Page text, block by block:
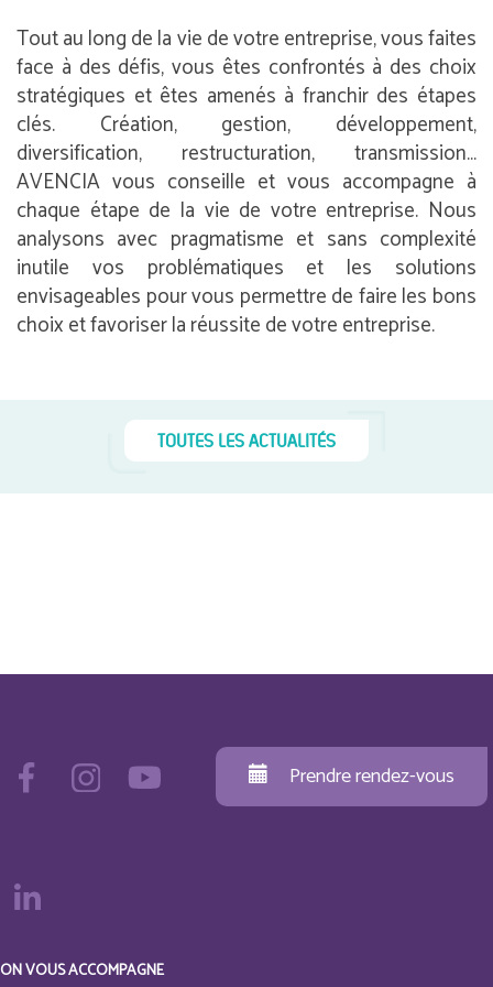
Tout au long de la vie de votre entreprise, vous faites
face à des défis, vous êtes confrontés à des choix
stratégiques et êtes amenés à franchir des étapes
clés. Création, gestion, développement,
diversification, restructuration, transmission…
AVENCIA vous conseille et vous accompagne à
chaque étape de la vie de votre entreprise. Nous
analysons avec pragmatisme et sans complexité
inutile vos problématiques et les solutions
envisageables pour vous permettre de faire les bons
choix et favoriser la réussite de votre entreprise.
TOUTES LES ACTUALITÉS
Prendre rendez-vous
ON VOUS ACCOMPAGNE